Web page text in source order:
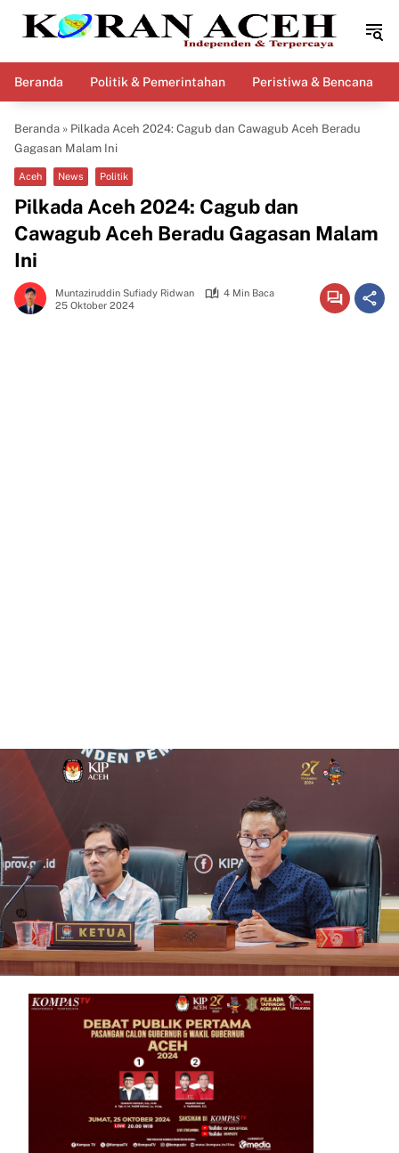
Beranda Politik & Pemerintahan Peristiwa & Bencana
Beranda » Pilkada Aceh 2024: Cagub dan Cawagub Aceh Beradu
Gagasan Malam Ini
Aceh News Politik
Pilkada Aceh 2024: Cagub dan
Cawagub Aceh Beradu Gagasan Malam
Ini
Muntaziruddin Sufiady Ridwan
4 Min Baca
25 Oktober 2024